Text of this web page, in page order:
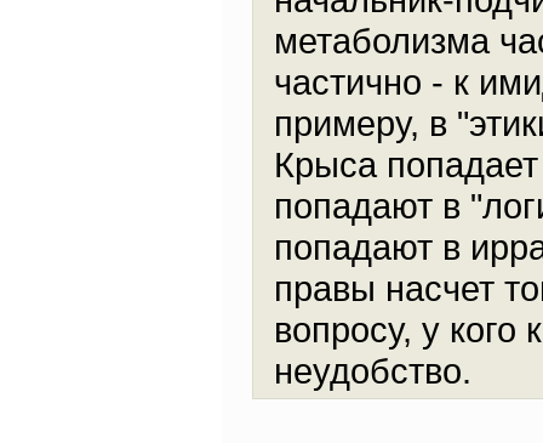
метаболизма
частично - к
примеру, в
Крыса
попадают в
попадают в
правы насчет
вопросу, у
неудобство.